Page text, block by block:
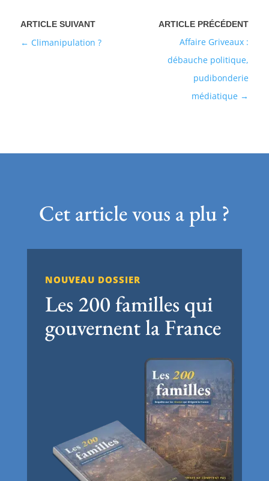
Affaire Griveaux :
débauche politique,
pudibonderie
médiatique
Climanipulation ?
Cet article vous a plu ?
NOUVEAU DOSSIER
Les 200 familles qui
gouvernent la France